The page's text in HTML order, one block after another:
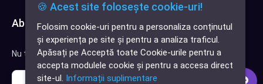
✕
Cauți o aplicație
software?
Abonează-te la newsletter
Nu trimitem spam, deci nu îți face griji.
🍪 Acest site folosește cookie-uri!
Folosim cookie-uri pentru a personaliza conținutul
și experiența pe site și pentru a analiza traficul.
Apăsați pe Acceptă toate Cookie-urile pentru a
accepta modulele cookie și pentru a accesa direct
site-ul. Informații suplimentare